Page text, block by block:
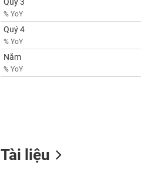
% YoY
Quý 4
% YoY
Năm
% YoY
Tài liệu